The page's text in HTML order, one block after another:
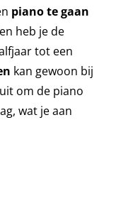
piano te gaan
heb je de
tot een
kan gewoon bij
om de piano
wat je aan